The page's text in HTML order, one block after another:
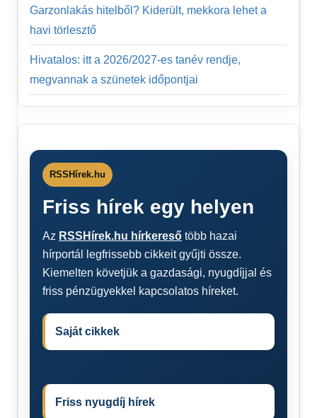
Garzonlakás hitelből? Kiderült, mekkora lehet a
havi törlesztő
Hivatalos: itt a 2026/2027-es tanév rendje,
megvannak a szünetek időpontjai
RSSHírek.hu
Friss hírek egy helyen
Az RSSHírek.hu hírkereső több hazai
hírportál legfrissebb cikkeit gyűjti össze.
Kiemelten követjük a gazdasági, nyugdíjjal és
friss pénzügyekkel kapcsolatos híreket.
Saját cikkek
Friss nyugdíj hírek